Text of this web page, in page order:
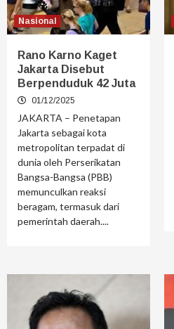
Nasional
Rano Karno Kaget
Jakarta Disebut
Berpenduduk 42 Juta
01/12/2025
JAKARTA – Penetapan
Jakarta sebagai kota
metropolitan terpadat di
dunia oleh Perserikatan
Bangsa-Bangsa (PBB)
memunculkan reaksi
beragam, termasuk dari
pemerintah daerah....